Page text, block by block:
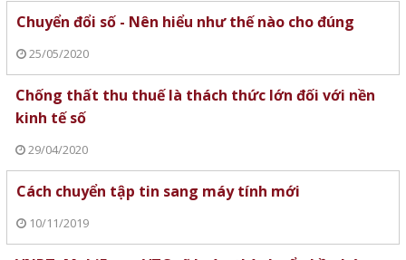
Chuyển đổi số - Nên hiểu như thế nào cho đúng
25/05/2020
Chống thất thu thuế là thách thức lớn đối với nền
kinh tế số
29/04/2020
Cách chuyển tập tin sang máy tính mới
10/11/2019